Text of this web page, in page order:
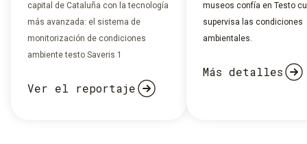
capital de Cataluña con la tecnología
más avanzada: el sistema de
monitorización de condiciones
ambiente testo Saveris 1
Ver el reportaje
museos confía en Testo
supervisa las condiciones
ambientales.
Más detalles